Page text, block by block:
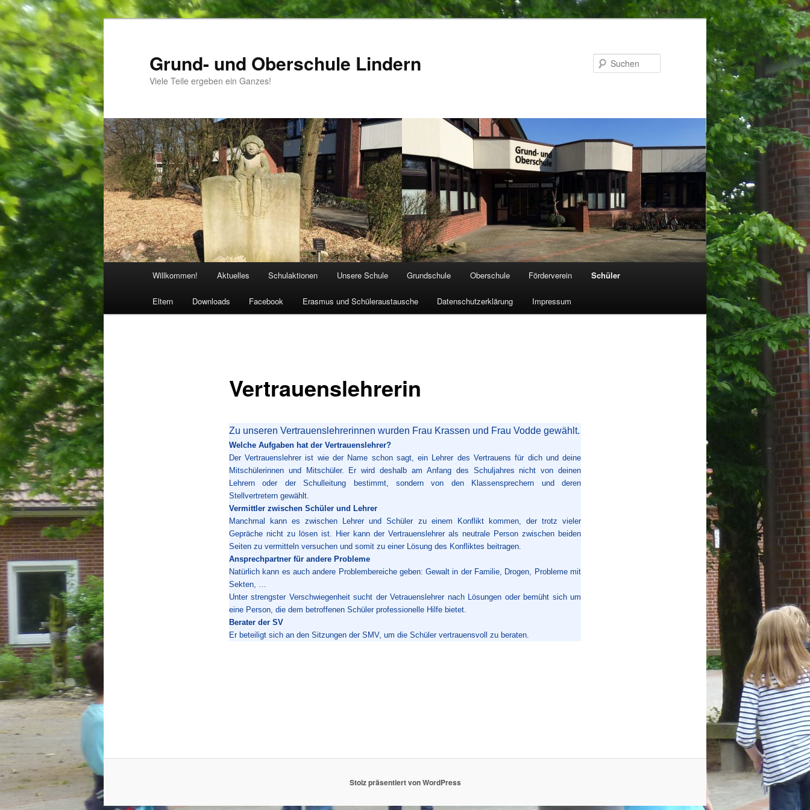
Zum
Inhalt
wechseln
Grund- und Oberschule Lindern
Viele Teile ergeben ein Ganzes!
Willkommen! Aktuelles Schulaktionen Unsere Schule Grundschule Oberschule Förderverein Schüler
Eltern Downloads Facebook Erasmus und Schüleraustausche Datenschutzerklärung Impressum
Vertrauenslehrerin
Zu unseren Vertrauenslehrerinnen wurden Frau Krassen und Frau Vodde gewählt.
Welche Aufgaben hat der Vertrauenslehrer?
Der Vertrauenslehrer ist wie der Name schon sagt, ein Lehrer des Vertrauens für dich und deine
Mitschülerinnen und Mitschüler. Er wird deshalb am Anfang des Schuljahres nicht von deinen
Lehrern oder der Schulleitung bestimmt, sondern von den Klassensprechern und deren
Stellvertretern gewählt.
Vermittler zwischen Schüler und Lehrer
Manchmal kann es zwischen Lehrer und Schüler zu einem Konflikt kommen, der trotz vieler
Gepräche nicht zu lösen ist. Hier kann der Vertrauenslehrer als neutrale Person zwischen beiden
Seiten zu vermitteln versuchen und somit zu einer Lösung des Konfliktes beitragen.
Ansprechpartner für andere Probleme
Natürlich kann es auch andere Problembereiche geben: Gewalt in der Familie, Drogen, Probleme mit
Sekten, …
Unter strengster Verschwiegenheit sucht der Vetrauenslehrer nach Lösungen oder bemüht sich um
eine Person, die dem betroffenen Schüler professionelle Hilfe bietet.
Berater der SV
Er beteiligt sich an den Sitzungen der SMV, um die Schüler vertrauensvoll zu beraten.
Stolz präsentiert von WordPress